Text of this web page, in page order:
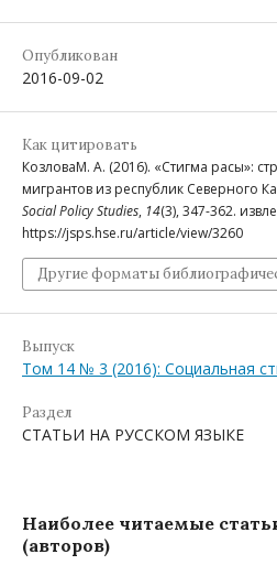
Опубликован
2016-09-02
Как цитировать
КозловаМ. А. (2016). «Стигма расы»:
мигрантов из республик Северного
Social Policy Studies, 14(3), 347-362.
https://jsps.hse.ru/article/view/3260
Другие форматы
Выпуск
Том 14 № 3 (2016): Социальная
Раздел
СТАТЬИ НА РУССКОМ ЯЗЫКЕ
Наиболее читаемые
(авторов)